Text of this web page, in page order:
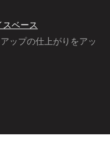
ベース
ップの仕上がりをアッ